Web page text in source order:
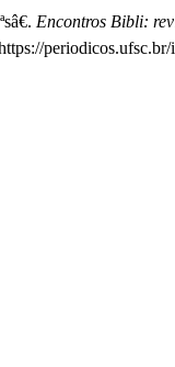
Encontros Bibli: